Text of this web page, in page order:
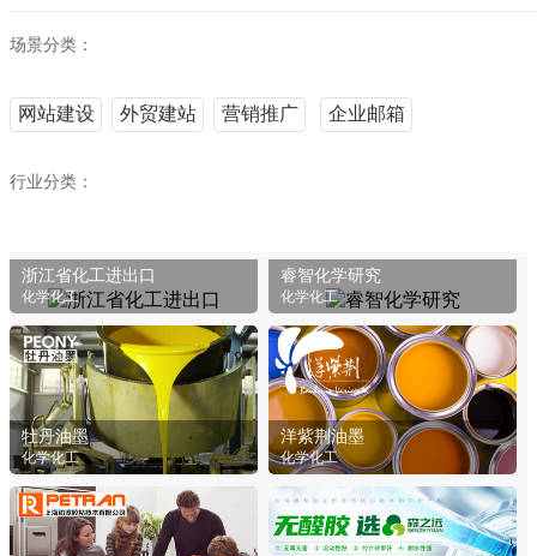
场景分类：
网站建设 外贸建站 营销推广 企业邮箱
行业分类：
家具制造 包装产品 商业服务 办公用品 家居日化
培训教育 酒水茶饮 IT互联网 食品制造 纺织服装 果蔬生鲜
展开
浙江省化工进出口
化学化工
睿智化学研究
化学化工
牡丹油墨
化学化工
洋紫荆油墨
化学化工